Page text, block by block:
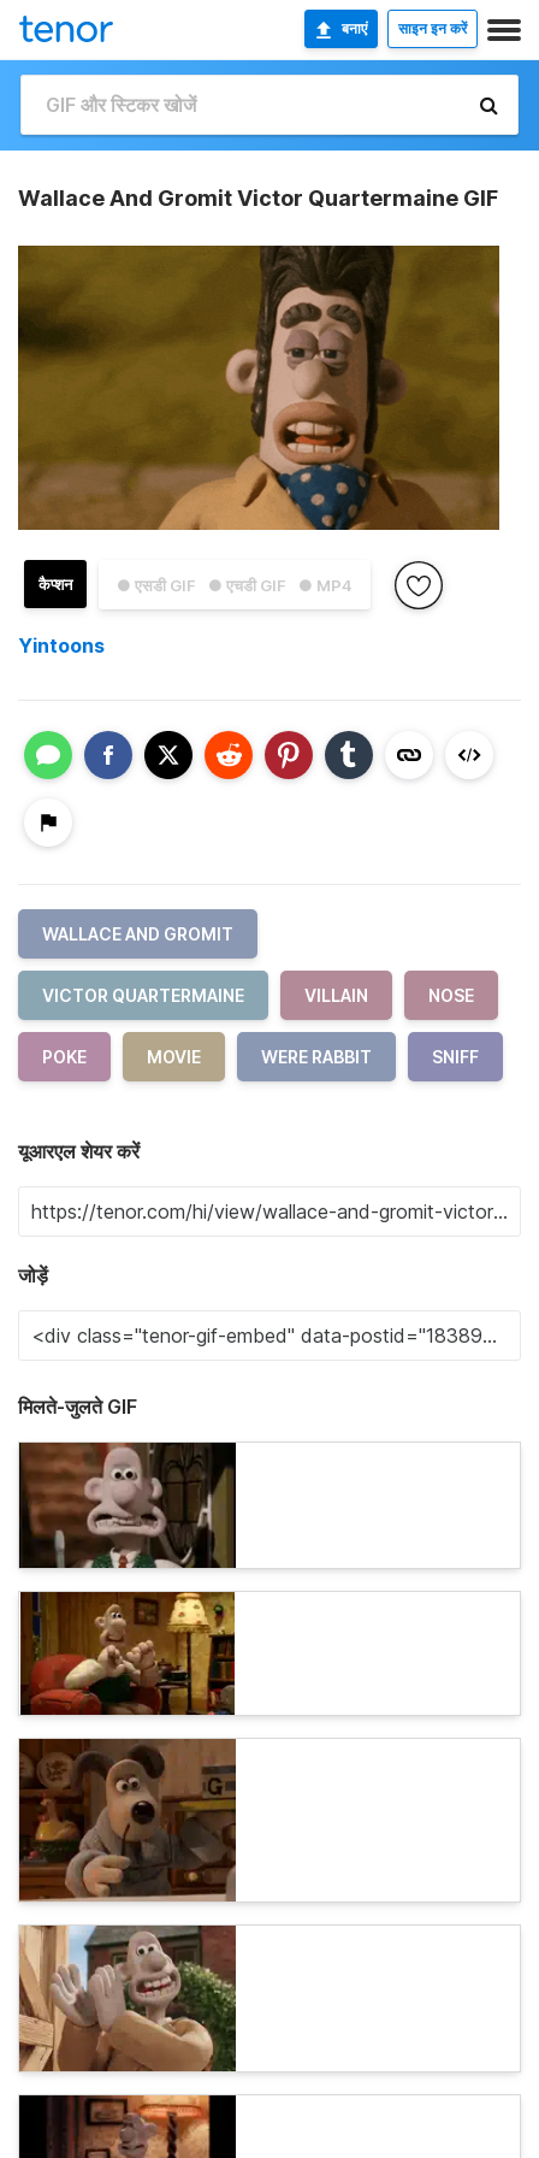
बनाएं साइन इन करें
Wallace And Gromit Victor Quartermaine GIF
● एसडी GIF ● एचडी GIF ● MP4
कैप्शन
Yintoons
WALLACE AND GROMIT
VICTOR QUARTERMAINE VILLAIN NOSE
POKE MOVIE WERE RABBIT SNIFF
यूआरएल शेयर करें
जोड़ें
मिलते-जुलते GIF